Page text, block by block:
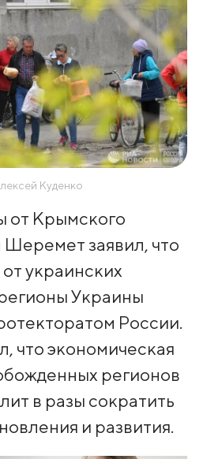
Куденко
от Крымского
заявил, что
украинских
Украины
России.
что экономическая
регионов
в разы сократить
и развития.